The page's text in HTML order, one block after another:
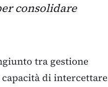
consolidare
tra gestione
di intercettare